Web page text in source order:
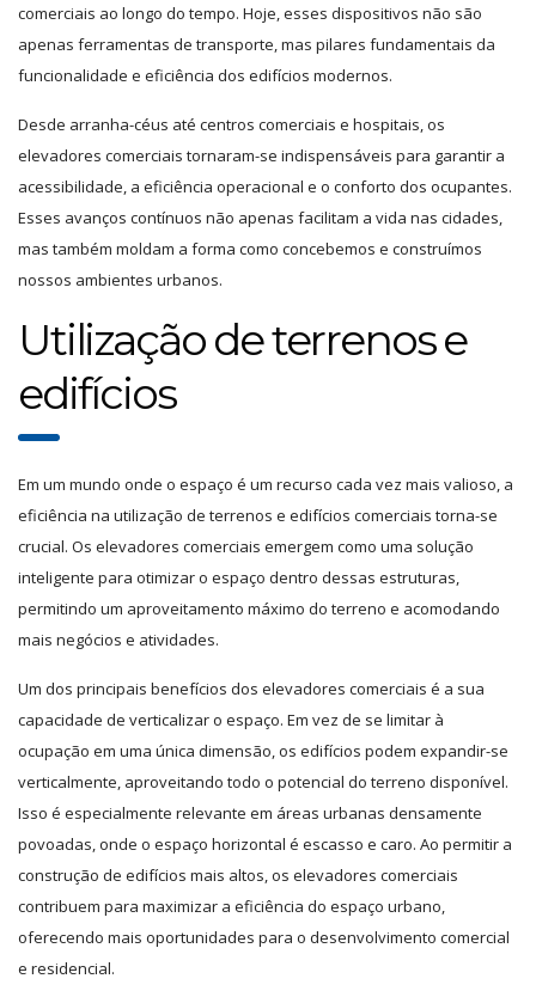
comerciais ao longo do tempo. Hoje, esses dispositivos não são
apenas ferramentas de transporte, mas pilares fundamentais da
funcionalidade e eficiência dos edifícios modernos.
Desde arranha-céus até centros comerciais e hospitais, os
elevadores comerciais tornaram-se indispensáveis para garantir a
acessibilidade, a eficiência operacional e o conforto dos ocupantes.
Esses avanços contínuos não apenas facilitam a vida nas cidades,
mas também moldam a forma como concebemos e construímos
nossos ambientes urbanos.
Utilização de terrenos e
edifícios
Em um mundo onde o espaço é um recurso cada vez mais valioso, a
eficiência na utilização de terrenos e edifícios comerciais torna-se
crucial. Os elevadores comerciais emergem como uma solução
inteligente para otimizar o espaço dentro dessas estruturas,
permitindo um aproveitamento máximo do terreno e acomodando
mais negócios e atividades.
Um dos principais benefícios dos elevadores comerciais é a sua
capacidade de verticalizar o espaço. Em vez de se limitar à
ocupação em uma única dimensão, os edifícios podem expandir-se
verticalmente, aproveitando todo o potencial do terreno disponível.
Isso é especialmente relevante em áreas urbanas densamente
povoadas, onde o espaço horizontal é escasso e caro. Ao permitir a
construção de edifícios mais altos, os elevadores comerciais
contribuem para maximizar a eficiência do espaço urbano,
oferecendo mais oportunidades para o desenvolvimento comercial
e residencial.